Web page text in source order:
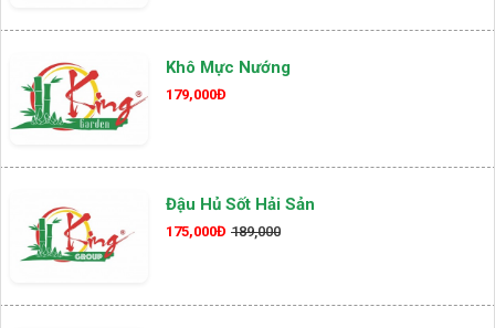
Khô Mực Nướng
179,000Đ
Đậu Hủ Sốt Hải Sản
175,000Đ 189,000